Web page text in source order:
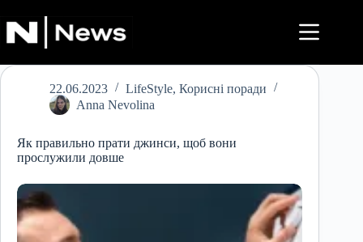
до
вмісту
22.06.2023 LifeStyle, Корисні поради
Anna Nevolina
Як правильно прати джинси, щоб вони
прослужили довше